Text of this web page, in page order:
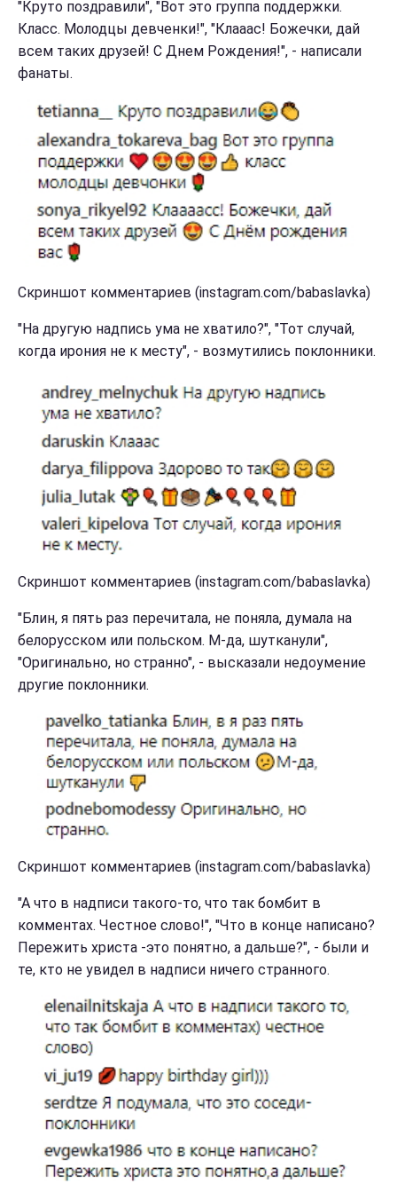
"Круто поздравили", "Вот это группа поддержки.
Класс. Молодцы девченки!", "Клааас! Божечки, дай
всем таких друзей! С Днем Рождения!", - написали
фанаты.
Скриншот комментариев (instagram.com/babaslavka)
"На другую надпись ума не хватило?", "Тот случай,
когда ирония не к месту", - возмутились поклонники.
Скриншот комментариев (instagram.com/babaslavka)
"Блин, я пять раз перечитала, не поняла, думала на
белорусском или польском. М-да, шутканули",
"Оригинально, но странно", - высказали недоумение
другие поклонники.
Скриншот комментариев (instagram.com/babaslavka)
"А что в надписи такого-то, что так бомбит в
комментах. Честное слово!", "Что в конце написано?
Пережить христа -это понятно, а дальше?", - были и
те, кто не увидел в надписи ничего странного.